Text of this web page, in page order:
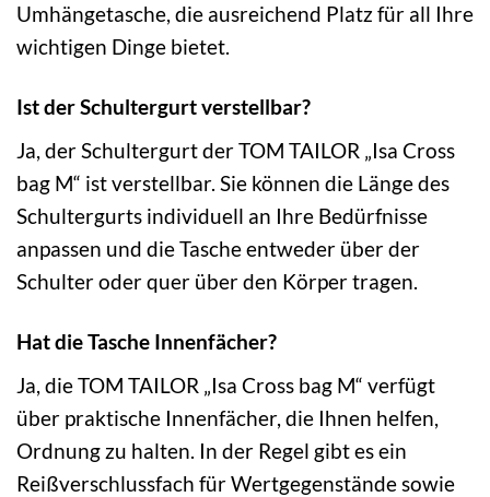
Umhängetasche, die ausreichend Platz für all Ihre
wichtigen Dinge bietet.
Ist der Schultergurt verstellbar?
Ja, der Schultergurt der TOM TAILOR „Isa Cross
bag M“ ist verstellbar. Sie können die Länge des
Schultergurts individuell an Ihre Bedürfnisse
anpassen und die Tasche entweder über der
Schulter oder quer über den Körper tragen.
Hat die Tasche Innenfächer?
Ja, die TOM TAILOR „Isa Cross bag M“ verfügt
über praktische Innenfächer, die Ihnen helfen,
Ordnung zu halten. In der Regel gibt es ein
Reißverschlussfach für Wertgegenstände sowie